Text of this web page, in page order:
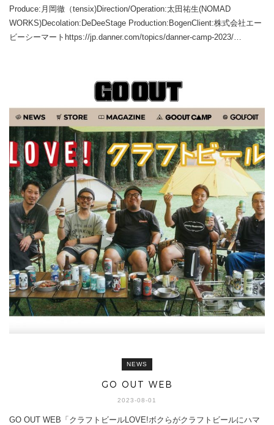
Produce:月岡徹（tensix)Direction/Operation:太田祐生(NOMAD
WORKS)Decolation:DeDeeStage Production:BogenClient:株式会社エー
ビーシーマートhttps://jp.danner.com/topics/danner-camp-2023/…
NEWS
GO OUT WEB
2023-08-01
GO OUT WEB「クラフトビールLOVE!ボクらがクラフトビールにハマ